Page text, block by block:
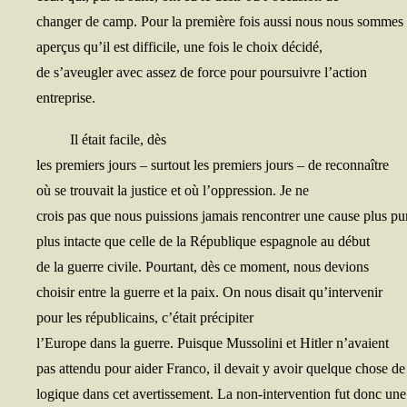
chan­ger de camp. Pour la pre­mière fois aus­si nous nous sommes
aper­çus qu’il est dif­fi­cile, une fois le choix décidé,
de s’aveugler avec assez de force pour pour­suivre l’action
entreprise.
Il était facile, dès
les pre­miers jours – sur­tout les pre­miers jours – de reconnaître
où se trou­vait la jus­tice et où l’oppression. Je ne
crois pas que nous puis­sions jamais ren­con­trer une cause plus
plus intacte que celle de la Répu­blique espa­gnole au début
de la guerre civile. Pour­tant, dès ce moment, nous devions
choi­sir entre la guerre et la paix. On nous disait qu’intervenir
pour les répu­bli­cains, c’était précipiter
l’Europe dans la guerre. Puisque Mus­so­li­ni et Hit­ler n’avaient
pas atten­du pour aider Fran­co, il devait y avoir quelque chose de
logique dans cet aver­tis­se­ment. La non-inter­ven­tion fut donc